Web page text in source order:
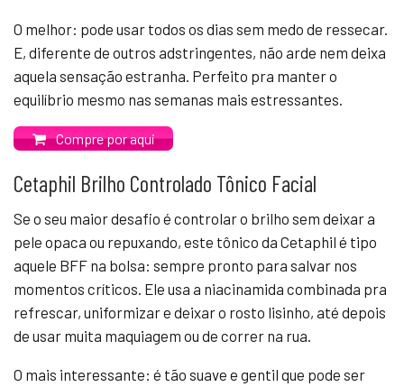
O melhor: pode usar todos os dias sem medo de ressecar.
E, diferente de outros adstringentes, não arde nem deixa
aquela sensação estranha. Perfeito pra manter o
equilíbrio mesmo nas semanas mais estressantes.
Compre por aqui
Cetaphil Brilho Controlado Tônico Facial
Se o seu maior desafio é controlar o brilho sem deixar a
pele opaca ou repuxando, este tônico da Cetaphil é tipo
aquele BFF na bolsa: sempre pronto para salvar nos
momentos críticos. Ele usa a niacinamida combinada pra
refrescar, uniformizar e deixar o rosto lisinho, até depois
de usar muita maquiagem ou de correr na rua.
O mais interessante: é tão suave e gentil que pode ser